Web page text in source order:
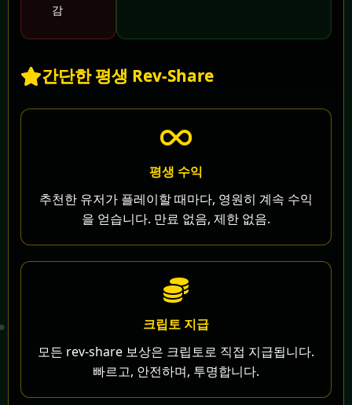
감
간단한 평생 Rev-Share
평생 수익
추천한 유저가 플레이할 때마다, 영원히 계속 수익
을 얻습니다. 만료 없음, 제한 없음.
크립토 지급
모든 rev-share 보상은 크립토로 직접 지급됩니다.
빠르고, 안전하며, 투명합니다.